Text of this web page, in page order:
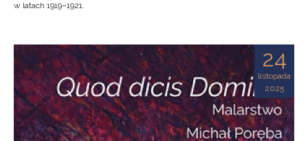
w latach 1919–1921.
24
listopada
2025